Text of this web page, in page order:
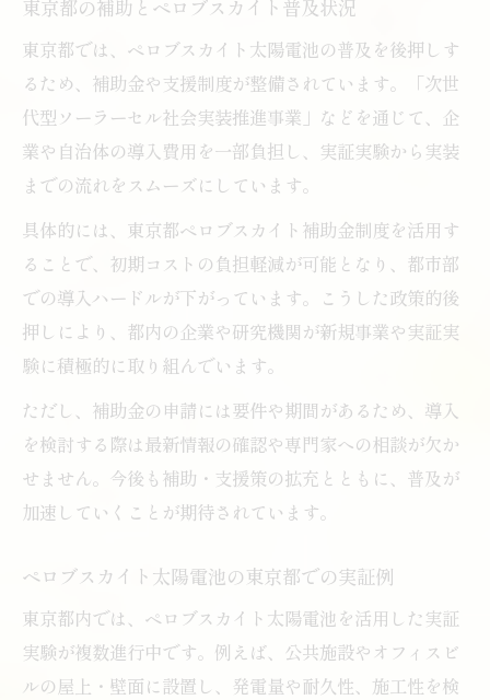
東京都の補助とペロブスカイト普及状況
東京都では、ペロブスカイト太陽電池の普及を後押しす
るため、補助金や支援制度が整備されています。「次世
代型ソーラーセル社会実装推進事業」などを通じて、企
業や自治体の導入費用を一部負担し、実証実験から実装
までの流れをスムーズにしています。
具体的には、東京都ペロブスカイト補助金制度を活用す
ることで、初期コストの負担軽減が可能となり、都市部
での導入ハードルが下がっています。こうした政策的後
押しにより、都内の企業や研究機関が新規事業や実証実
験に積極的に取り組んでいます。
ただし、補助金の申請には要件や期間があるため、導入
を検討する際は最新情報の確認や専門家への相談が欠か
せません。今後も補助・支援策の拡充とともに、普及が
加速していくことが期待されています。
ペロブスカイト太陽電池の東京都での実証例
東京都内では、ペロブスカイト太陽電池を活用した実証
実験が複数進行中です。例えば、公共施設やオフィスビ
ルの屋上・壁面に設置し、発電量や耐久性、施工性を検